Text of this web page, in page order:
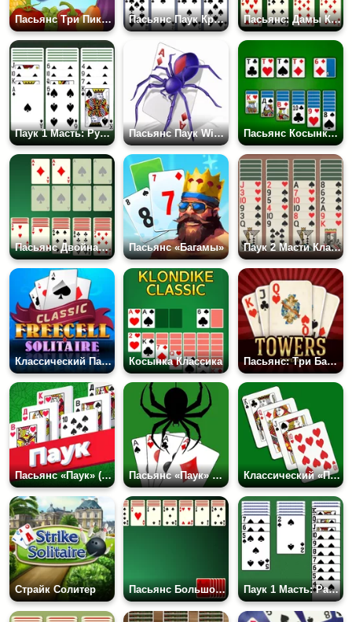
Пасьянс Три Пика: Урожай Пасьянс Паук Крупно Пасьянс: Дамы Кувырком
Паук 1 Масть: Русский Пасьянс Паук Windows 3.0 Пасьянс Косынка: Русские Карты
Пасьянс Двойная Косынка: Сдавать по Три Пасьянс «Багамы» Паук 2 Масти Классик
Классический Пасьянс Солитер Косынка Классика Пасьянс: Три Башни
Пасьянс «Паук» (1, 2, 4 Масти) Разложи.ру Пасьянс «Паук» Все Масти Классический «Пасьянс»
Страйк Солитер Пасьянс Большой Паук: Две Масти Паук 1 Масть: Разложи.ру